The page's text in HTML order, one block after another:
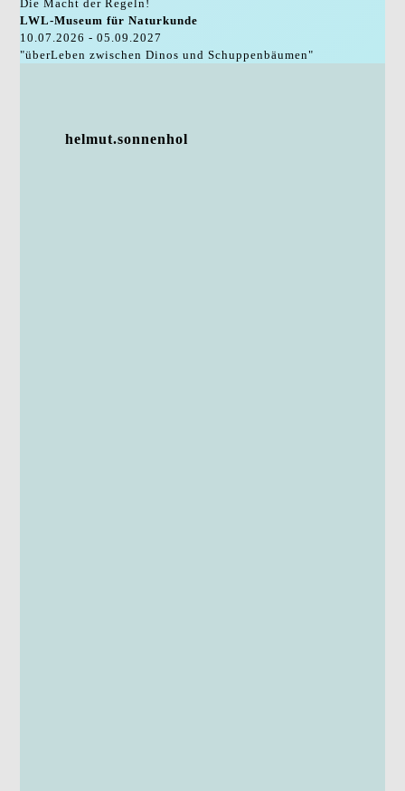
Die Macht der Regeln!
LWL-Museum für Naturkunde
10.07.2026 - 05.09.2027
"überLeben zwischen Dinos und Schuppenbäumen"
helmut.sonnenhol